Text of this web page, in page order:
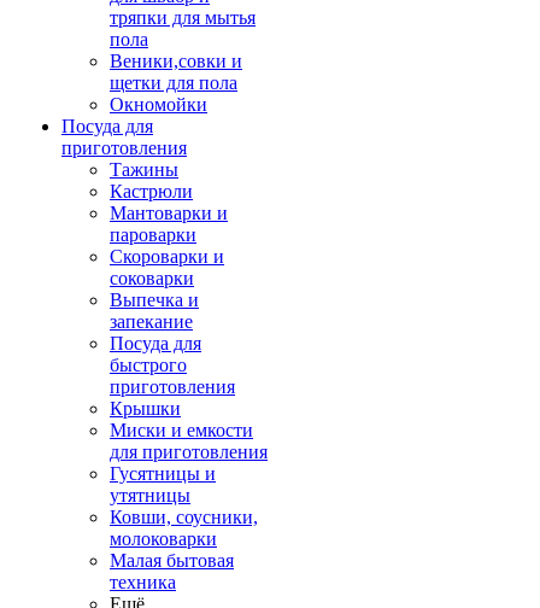
тряпки для мытья
пола
Веники,совки и
щетки для пола
Окномойки
Посуда для
приготовления
Тажины
Кастрюли
Мантоварки и
пароварки
Скороварки и
соковарки
Выпечка и
запекание
Посуда для
быстрого
приготовления
Крышки
Миски и емкости
для приготовления
Гусятницы и
утятницы
Ковши, соусники,
молоковарки
Малая бытовая
техника
Ещё